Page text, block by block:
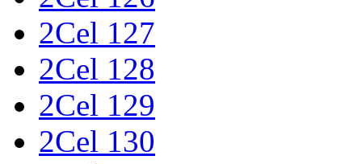
2Cel 127
2Cel 128
2Cel 129
2Cel 130